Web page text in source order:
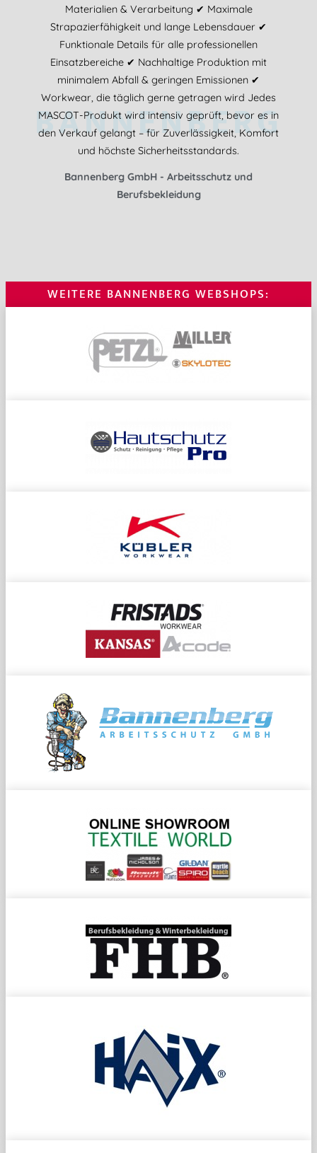
Materialien & Verarbeitung ✔ Maximale
Strapazierfähigkeit und lange Lebensdauer ✔
Funktionale Details für alle professionellen
Einsatzbereiche ✔ Nachhaltige Produktion mit
minimalem Abfall & geringen Emissionen ✔
Workwear, die täglich gerne getragen wird Jedes
MASCOT-Produkt wird intensiv geprüft, bevor es in
den Verkauf gelangt – für Zuverlässigkeit, Komfort
und höchste Sicherheitsstandards.
Bannenberg GmbH - Arbeitsschutz und
Berufsbekleidung
BANNENBERG
WEITERE BANNENBERG WEBSHOPS: